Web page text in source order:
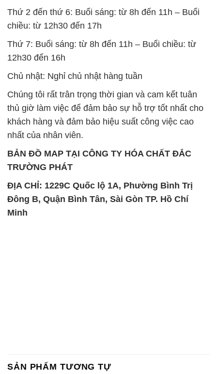
Thứ 2 đến thứ 6: Buổi sáng: từ 8h đến 11h – Buổi
chiều: từ 12h30 đến 17h
Thứ 7: Buổi sáng: từ 8h đến 11h – Buổi chiều: từ
12h30 đến 16h
Chủ nhật: Nghỉ chủ nhật hàng tuần
Chúng tôi rất trân trọng thời gian và cam kết tuân
thủ giờ làm việc để đảm bảo sự hỗ trợ tốt nhất cho
khách hàng và đảm bảo hiệu suất công việc cao
nhất của nhân viên.
BẢN ĐỒ MAP TẠI CÔNG TY HÓA CHẤT ĐẮC
TRƯỜNG PHÁT
ĐỊA CHỈ: 1229C Quốc lộ 1A, Phường Bình Trị
Đông B, Quận Bình Tân, Sài Gòn TP. Hồ Chí
Minh
SẢN PHẨM TƯƠNG TỰ